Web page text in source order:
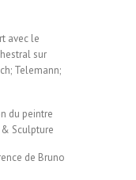
avec le
sur
Telemann;
du peintre
Sculpture
de Bruno